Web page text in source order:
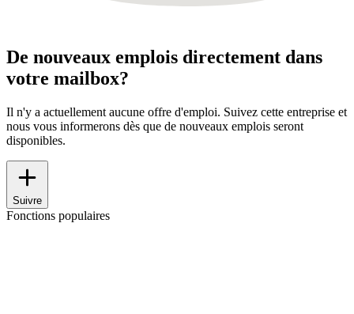
De nouveaux emplois directement dans
votre mailbox?
Il n'y a actuellement aucune offre d'emploi. Suivez cette entreprise et
nous vous informerons dès que de nouveaux emplois seront
disponibles.
Suivre
Fonctions populaires